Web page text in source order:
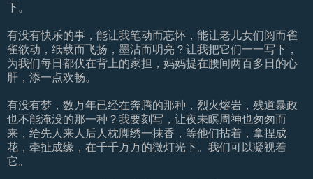
下。
有没有快乐的事，能让我笔动而忘怀，能让老儿女们阅而雀
雀欲动，纸载而飞扬，墨沾而明亮？让我把它们一一写下，
为我们每日都伏在背上的家担，妈妈提在腰间两百多日的心
肝，添一点欢畅。
有没有梦，数万年已经在奔腾的那种，烈火熔岩，残道暴政
也不能淹没的那一种？我要刻写，让夜未瞑周神也匆匆而
来，给先人来人后人枕脚绣一抹香，等他们拈着，拿捏成
花，牵扯成缘，在千千万万的微灯光下。我们可以凝视着
它。